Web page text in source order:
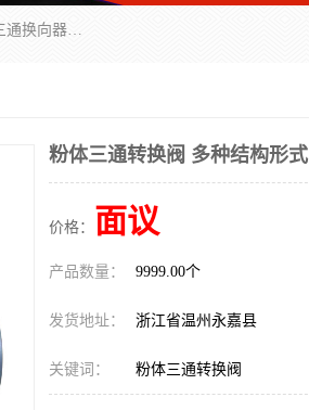
永嘉宣久机械科技有限公司主营：Y型换向阀、粉体换向阀、板式换向阀、三通换向阀、三通换向器、三通分路阀、管路换向阀等产品及服务。
粉体三通转换阀 多种结构形式
价格： 面议
产品数量： 9999.00个
发货地址： 浙江省温州永嘉县
关键词： 粉体三通转换阀